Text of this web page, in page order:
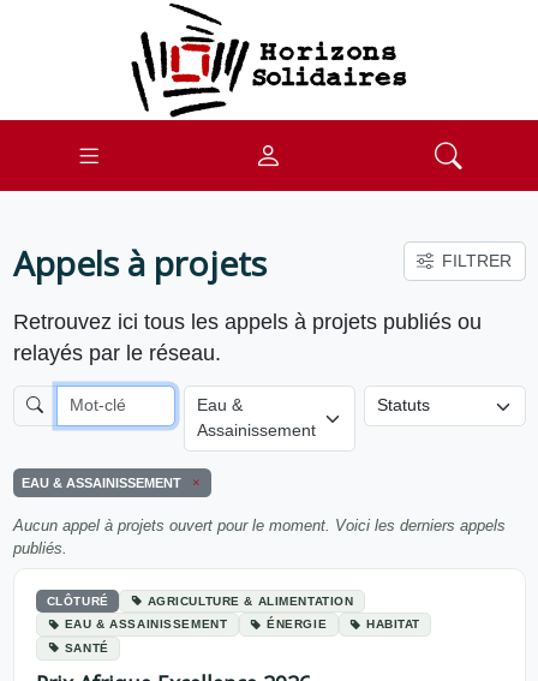
Appels à projets FILTRER
Retrouvez ici tous les appels à projets publiés ou
relayés par le réseau.
Eau &
Assainissement
EAU & ASSAINISSEMENT
Aucun appel à projets ouvert pour le moment. Voici les derniers appels
publiés.
CLÔTURÉ
AGRICULTURE & ALIMENTATION
EAU & ASSAINISSEMENT
ÉNERGIE
HABITAT
SANTÉ